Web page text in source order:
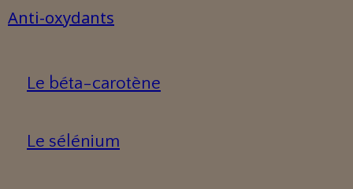
Anti-oxydants
Le béta-carotène
Le sélénium